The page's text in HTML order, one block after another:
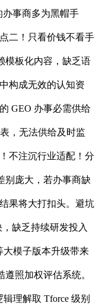
办事商多为黑帽手
二！只看价钱不看手
模板化内容，缺乏语
构成无效的认知资
GEO 办事必需供给
，无法供给及时监
不注沉行业适配！分
别庞大，若办事商缺
果将大打扣头。避坑
缺乏持续研发投入
大模子版本升级带来
照加权评估系统。
理解取 Tforce 级别